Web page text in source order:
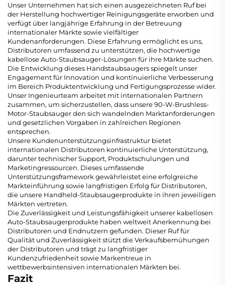
Unser Unternehmen hat sich einen ausgezeichneten Ruf bei
der Herstellung hochwertiger Reinigungsgeräte erworben und
verfügt über langjährige Erfahrung in der Betreuung
internationaler Märkte sowie vielfältiger
Kundenanforderungen. Diese Erfahrung ermöglicht es uns,
Distributoren umfassend zu unterstützen, die hochwertige
kabellose Auto-Staubsauger-Lösungen für ihre Märkte suchen.
Die Entwicklung dieses Handstaubsaugers spiegelt unser
Engagement für Innovation und kontinuierliche Verbesserung
im Bereich Produktentwicklung und Fertigungsprozesse wider.
Unser Ingenieurteam arbeitet mit internationalen Partnern
zusammen, um sicherzustellen, dass unsere 90-W-Brushless-
Motor-Staubsauger den sich wandelnden Marktanforderungen
und gesetzlichen Vorgaben in zahlreichen Regionen
entsprechen.
Unsere Kundenunterstützungsinfrastruktur bietet
internationalen Distributoren kontinuierliche Unterstützung,
darunter technischer Support, Produktschulungen und
Marketingressourcen. Dieses umfassende
Unterstützungsframework gewährleistet eine erfolgreiche
Markteinführung sowie langfristigen Erfolg für Distributoren,
die unsere Handheld-Staubsaugerprodukte in ihren jeweiligen
Märkten vertreten.
Die Zuverlässigkeit und Leistungsfähigkeit unserer kabellosen
Auto-Staubsaugerprodukte haben weltweit Anerkennung bei
Distributoren und Endnutzern gefunden. Dieser Ruf für
Qualität und Zuverlässigkeit stützt die Verkaufsbemühungen
der Distributoren und trägt zu langfristiger
Kundenzufriedenheit sowie Markentreue in
wettbewerbsintensiven internationalen Märkten bei.
Fazit